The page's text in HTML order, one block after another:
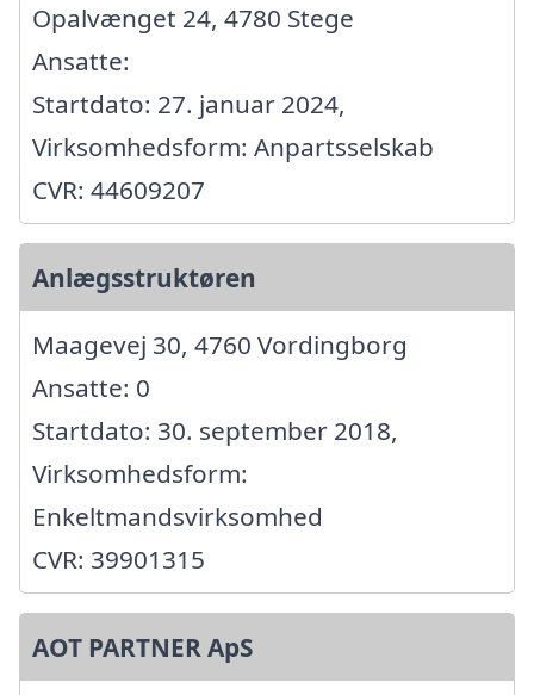
Opalvænget 24, 4780 Stege
Ansatte:
Startdato: 27. januar 2024,
Virksomhedsform: Anpartsselskab
CVR: 44609207
Anlægsstruktøren
Maagevej 30, 4760 Vordingborg
Ansatte: 0
Startdato: 30. september 2018,
Virksomhedsform:
Enkeltmandsvirksomhed
CVR: 39901315
AOT PARTNER ApS